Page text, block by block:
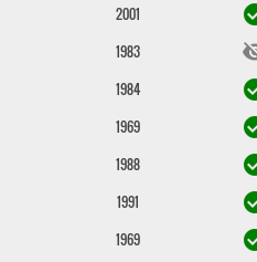
2001
1983
1984
1969
1988
1991
1969